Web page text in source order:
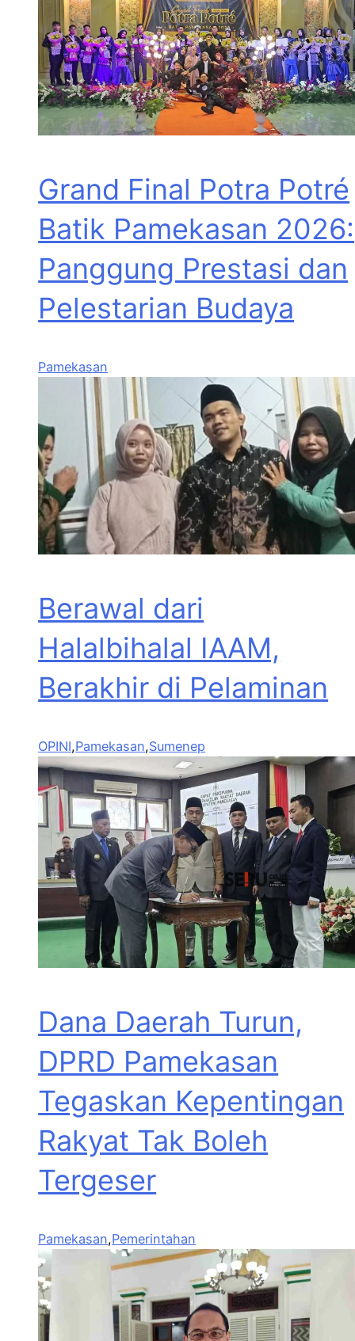
Grand Final Potra Potré
Batik Pamekasan 2026:
Panggung Prestasi dan
Pelestarian Budaya
Pamekasan
Berawal dari
Halalbihalal IAAM,
Berakhir di Pelaminan
OPINI,Pamekasan,Sumenep
Dana Daerah Turun,
DPRD Pamekasan
Tegaskan Kepentingan
Rakyat Tak Boleh
Tergeser
Pamekasan,Pemerintahan